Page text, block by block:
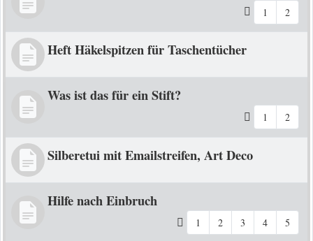
1 2
Heft Häkelspitzen für Taschentücher
Was ist das für ein Stift?
1 2
Silberetui mit Emailstreifen, Art Deco
Hilfe nach Einbruch
1 2 3 4 5